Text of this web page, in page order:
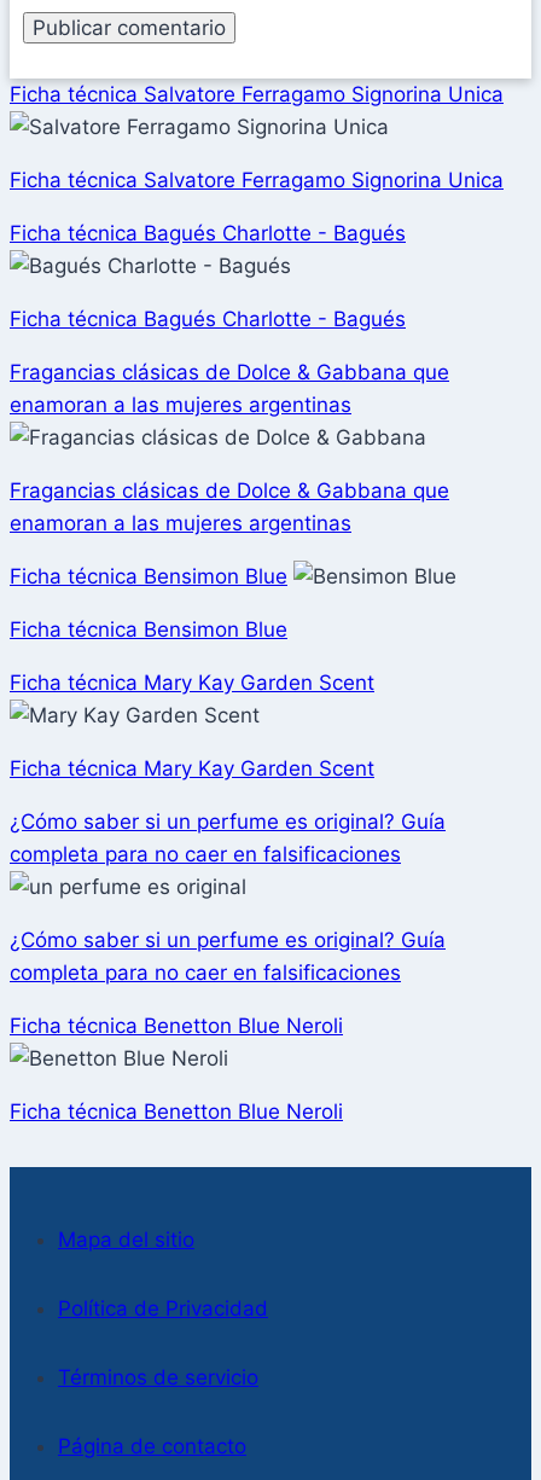
Ficha técnica Salvatore Ferragamo Signorina Unica
Ficha técnica Salvatore Ferragamo Signorina Unica
Ficha técnica Bagués Charlotte - Bagués
Ficha técnica Bagués Charlotte - Bagués
Fragancias clásicas de Dolce & Gabbana que
enamoran a las mujeres argentinas
Fragancias clásicas de Dolce & Gabbana que
enamoran a las mujeres argentinas
Ficha técnica Bensimon Blue
Ficha técnica Bensimon Blue
Ficha técnica Mary Kay Garden Scent
Ficha técnica Mary Kay Garden Scent
¿Cómo saber si un perfume es original? Guía
completa para no caer en falsificaciones
¿Cómo saber si un perfume es original? Guía
completa para no caer en falsificaciones
Ficha técnica Benetton Blue Neroli
Ficha técnica Benetton Blue Neroli
Mapa del sitio
Política de Privacidad
Términos de servicio
Página de contacto